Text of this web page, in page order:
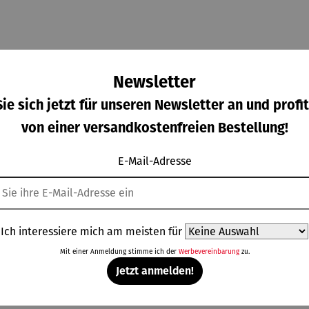
C.
Preis:
€
Armbandu
Taifun
Automatik
Regulärer Preis:
2.190,00 €
Taifun mit
Leuchtziff
erblatt
Regulärer Preis:
1.490,00 €
Tegel
Mitte
Regulärer Preis:
1.790,00 €
Newsletter
sich jetzt für unseren Newsletter an und
von einer versandkostenfreien Bestellung!
E-Mail-Adresse
Ich interessiere mich am meisten für
Mit einer Anmeldung stimme ich der Werbevereinbarungzu.
Jetzt anmelden!